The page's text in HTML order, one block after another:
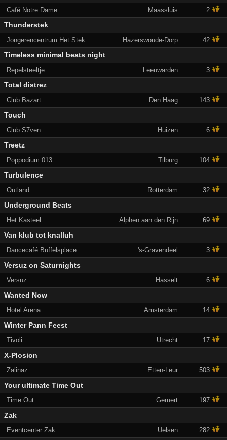
Café Notre Dame Maassluis 2
Thunderstek
Jongerencentrum Het Stek Hazerswoude-Dorp 42
Timeless minimal beats night
Repelsteeltje Leeuwarden 3
Total distrez
Club Bazart Den Haag 143
Touch
Club S7ven Huizen 6
Treetz
Poppodium 013 Tilburg 104
Turbulence
Outland Rotterdam 32
Underground Beats
Het Kasteel Alphen aan den Rijn 69
Van klub tot knalluh
Dancecafé Buffelsplace 's-Gravendeel 3
Versuz on Saturnights
Versuz Hasselt 6
Wanted Now
Hotel Arena Amsterdam 14
Winter Pann Feest
Tivoli Utrecht 17
X-Plosion
Zalinaz Etten-Leur 503
Your ultimate Time Out
Time Out Gemert 197
Zak
Eventcenter Zak Uelsen 282